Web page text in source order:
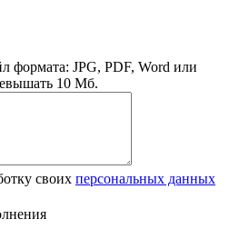
формата: JPG, PDF, Word или
10 Мб.
своих персональных данных